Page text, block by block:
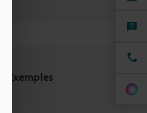
Exemples